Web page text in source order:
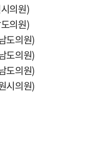
의원)
의원)
도의원)
도의원)
도의원)
시의원)